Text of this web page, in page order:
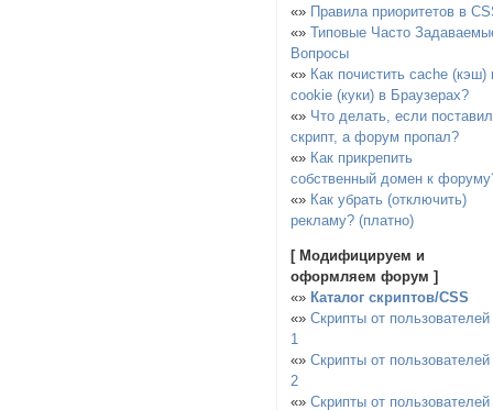
«» Правила приоритетов в
«»Типовые Часто
Вопросы
«» Как почистить cache (кэш)
cookie (куки) в Браузерах?
«» Что делать, если поставил
скрипт, а форум пропал?
«» Как прикрепить
собственный домен к
«» Как убрать (отключить)
рекламу? (платно)
[ Модифицируем и
оформляем форум ]
«» Каталог скриптов/CSS
«»Скрипты от пользователей
1
«»Скрипты от пользователей
2
«»Скрипты от пользователей